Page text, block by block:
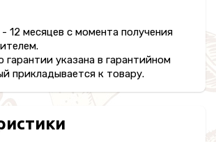
12 месяцев с момента получения
указана в гарантийном
прикладывается к товару.